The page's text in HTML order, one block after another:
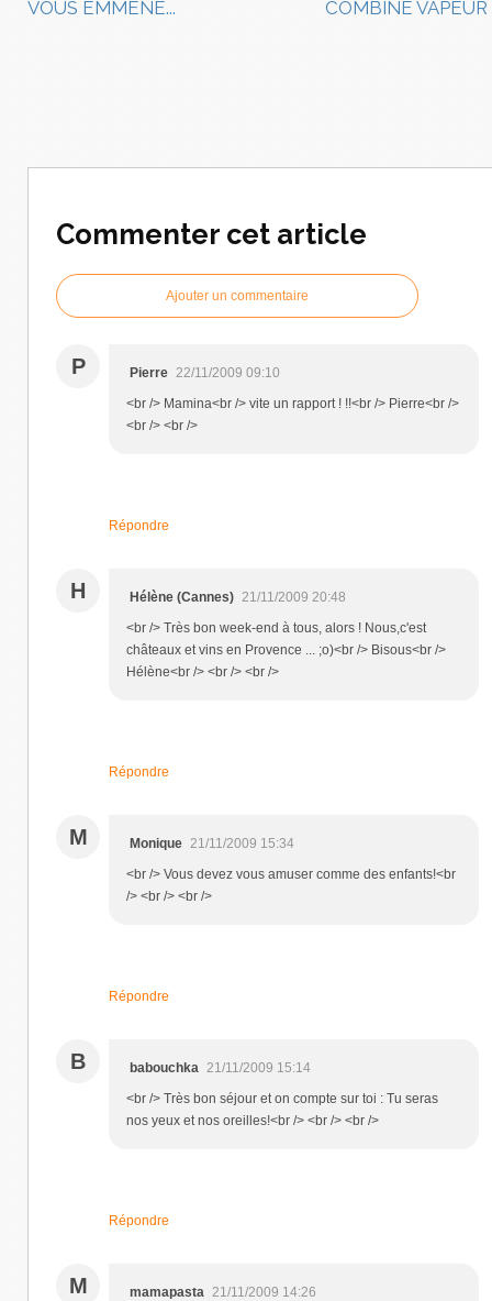
VOUS EMMENE... COMBINE VAPEUR
Commenter cet article
Ajouter un commentaire
P Pierre 22/11/2009 09:10
<br /> Mamina<br /> vite un rapport ! !!<br /> Pierre<br />
<br /> <br />
Répondre
H Hélène (Cannes) 21/11/2009 20:48
<br /> Très bon week-end à tous, alors ! Nous,c'est
châteaux et vins en Provence ... ;o)<br /> Bisous<br />
Hélène<br /> <br /> <br />
Répondre
M Monique 21/11/2009 15:34
<br /> Vous devez vous amuser comme des enfants!<br
/> <br /> <br />
Répondre
B babouchka
21/11/2009 15:14
<br /> Très bon séjour et on compte sur toi : Tu seras
nos yeux et nos oreilles!<br /> <br /> <br />
Répondre
M mamapasta
21/11/2009 14:26